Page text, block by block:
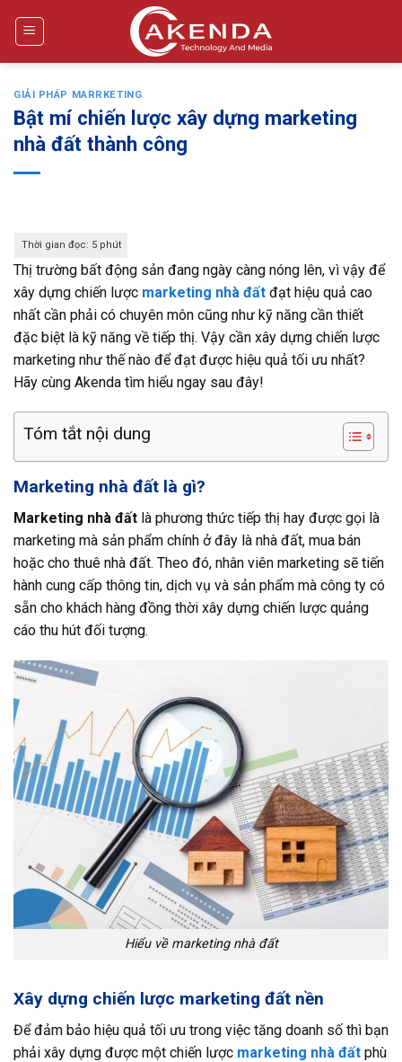
GIẢI PHÁP MARRKETING
Bật mí chiến lược xây dựng marketing
nhà đất thành công
Thị trường bất động sản đang ngày càng nóng lên, vì vậy để
xây dựng chiến lược marketing nhà đất đạt hiệu quả cao
nhất cần phải có chuyên môn cũng như kỹ năng cần thiết
đặc biệt là kỹ năng về tiếp thị. Vậy cần xây dựng chiến lược
marketing như thế nào để đạt được hiệu quả tối ưu nhất?
Hãy cùng Akenda tìm hiểu ngay sau đây!
Tóm tắt nội dung
Marketing nhà đất là gì?
Marketing nhà đất là phương thức tiếp thị hay được gọi là
marketing mà sản phẩm chính ở đây là nhà đất, mua bán
hoặc cho thuê nhà đất. Theo đó, nhân viên marketing sẽ tiến
hành cung cấp thông tin, dịch vụ và sản phẩm mà công ty có
sẵn cho khách hàng đồng thời xây dựng chiến lược quảng
cáo thu hút đối tượng.
Hiểu về marketing nhà đất
Xây dựng chiến lược marketing đất nền
Để đảm bảo hiệu quả tối ưu trong việc tăng doanh số thì bạn
phải xây dựng được một chiến lược marketing nhà đất phù